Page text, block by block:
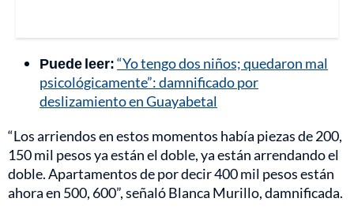
Puede leer:“Yo tengo dos niños; quedaron mal
psicológicamente”: damnificado por
deslizamiento en Guayabetal
“Los arriendos en estos momentos había piezas de 200,
150 mil pesos ya están el doble, ya están arrendando el
doble. Apartamentos de por decir 400 mil pesos están
ahora en 500, 600”, señaló Blanca Murillo, damnificada.